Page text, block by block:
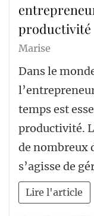
productivité
Marise
Dans le
temps est
productivité.
de nombreux
s’agisse de
Lire l'article